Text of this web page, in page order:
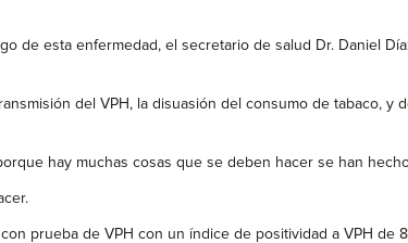
de esta enfermedad, el secretario de salud Dr. Daniel
del VPH, la disuasión del consumo de tabaco, y
hay muchas cosas que se deben hacer se han
prueba de VPH con un índice de positividad a VPH de